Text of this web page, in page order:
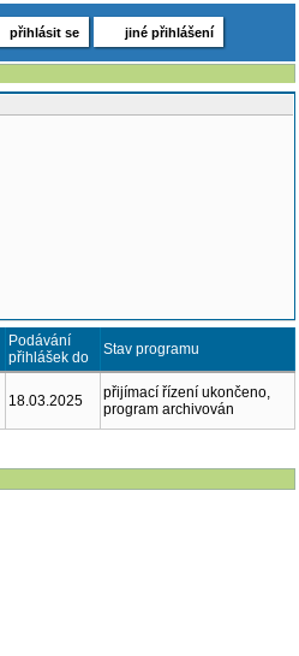
přihlásit se jiné přihlášení
Podávání
přihlášek do
Stav programu
18.03.2025
přijímací řízení ukončeno,
program archivován